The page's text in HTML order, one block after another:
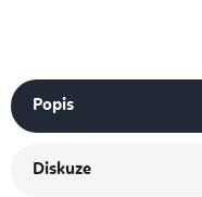
Popis
Diskuze